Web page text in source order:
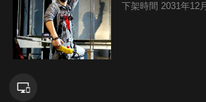
下架時間 2031年12